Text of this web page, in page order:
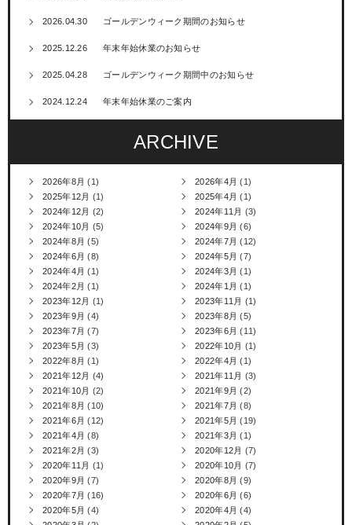
2026.04.30 ゴールデンウィーク期間のお知らせ
2025.12.26 年末年始休業のお知らせ
2025.04.28 ゴールデンウィーク期間中のお知らせ
2024.12.24 年末年始休業のご案内
ARCHIVE
2026年8月 (1) 2026年4月 (1)
2025年12月 (1) 2025年4月 (1)
2024年12月 (2) 2024年11月 (3)
2024年10月 (5) 2024年9月 (6)
2024年8月 (5) 2024年7月 (12)
2024年6月 (8) 2024年5月 (7)
2024年4月 (1) 2024年3月 (1)
2024年2月 (1) 2024年1月 (1)
2023年12月 (1) 2023年11月 (1)
2023年9月 (4) 2023年8月 (5)
2023年7月 (7) 2023年6月 (11)
2023年5月 (3) 2022年10月 (1)
2022年8月 (1) 2022年4月 (1)
2021年12月 (4) 2021年11月 (3)
2021年10月 (2) 2021年9月 (2)
2021年8月 (10) 2021年7月 (8)
2021年6月 (12) 2021年5月 (19)
2021年4月 (8) 2021年3月 (1)
2021年2月 (3) 2020年12月 (7)
2020年11月 (1) 2020年10月 (7)
2020年9月 (7) 2020年8月 (9)
2020年7月 (16) 2020年6月 (6)
2020年5月 (4) 2020年4月 (4)